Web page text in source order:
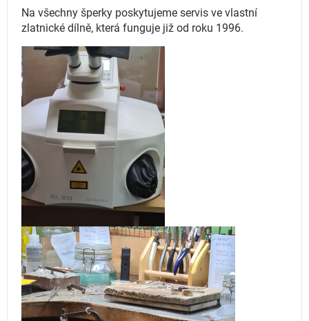
Na všechny šperky poskytujeme servis ve vlastní
zlatnické dílně, která funguje již od roku 1996.